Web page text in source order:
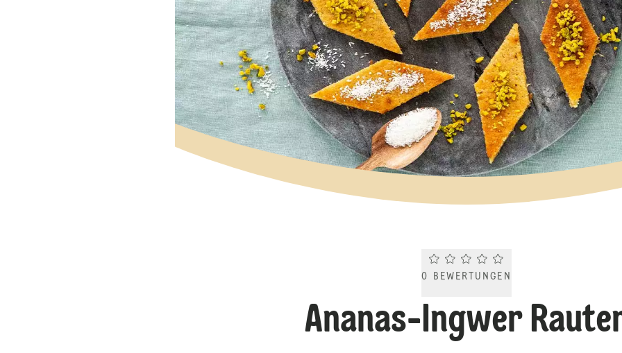
Current rating 0.0. Click to rate.
0 BEWERTUNGEN
Ananas-Ingwer